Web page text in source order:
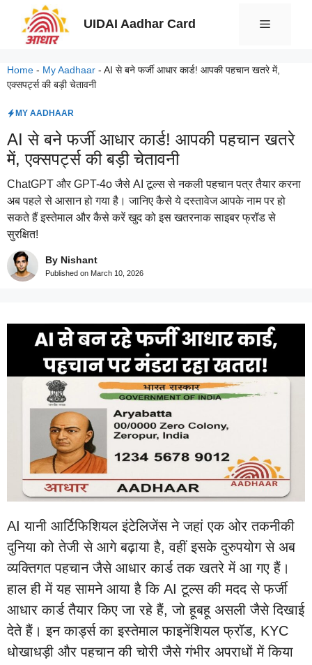
UIDAI Aadhar Card Menu
Home - My Aadhaar - AI से बने फर्जी आधार कार्ड! आपकी पहचान खतरे में,
एक्सपर्ट्स की बड़ी चेतावनी
MY AADHAAR
AI से बने फर्जी आधार कार्ड! आपकी पहचान खतरे
में, एक्सपर्ट्स की बड़ी चेतावनी
ChatGPT और GPT-4o जैसे AI टूल्स से नकली पहचान पत्र तैयार करना
अब पहले से आसान हो गया है। जानिए कैसे ये दस्तावेज आपके नाम पर हो
सकते हैं इस्तेमाल और कैसे करें खुद को इस खतरनाक साइबर फ्रॉड से
सुरक्षित!
By Nishant
Published on March 10, 2026
AI यानी आर्टिफिशियल इंटेलिजेंस ने जहां एक ओर तकनीकी
दुनिया को तेजी से आगे बढ़ाया है, वहीं इसके दुरुपयोग से अब
व्यक्तिगत पहचान जैसे आधार कार्ड तक खतरे में आ गए हैं।
हाल ही में यह सामने आया है कि AI टूल्स की मदद से फर्जी
आधार कार्ड तैयार किए जा रहे हैं, जो हूबहू असली जैसे दिखाई
देते हैं। इन कार्ड्स का इस्तेमाल फाइनेंशियल फ्रॉड, KYC
धोखाधड़ी और पहचान की चोरी जैसे गंभीर अपराधों में किया